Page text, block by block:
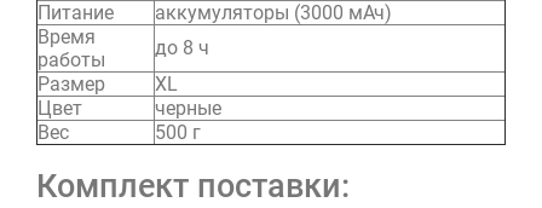
Питание
аккумуляторы (3000 мАч)
Время
работы
до 8 ч
Размер
XL
Цвет
черные
Вес
500 г
Комплект поставки: